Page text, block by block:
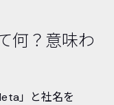
何？意味わ
」と社名を